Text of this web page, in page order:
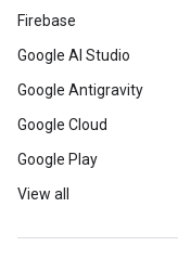
Firebase
Google AI Studio
Google Antigravity
Google Cloud
Google Play
View all